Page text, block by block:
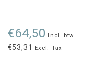
€64,50 Incl. btw
€53,31 Excl. Tax